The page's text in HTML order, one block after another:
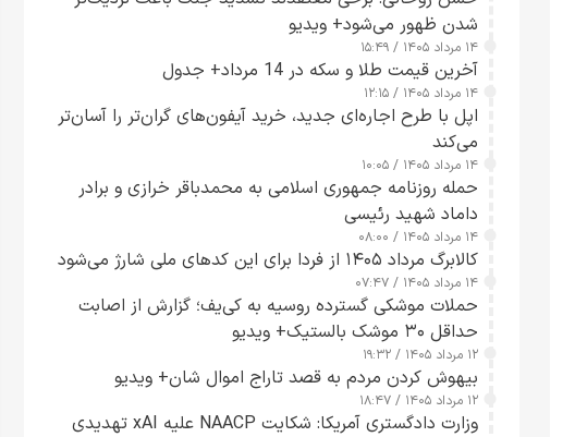
شدن ظهور می‌شود+ ویدیو
۱۴ مرداد ۱۴۰۵ / ۱۵:۴۹
آخرین قیمت طلا و سکه در 14 مرداد+ جدول
۱۴ مرداد ۱۴۰۵ / ۱۲:۱۵
اپل با طرح اجاره‌ای جدید، خرید آیفون‌های گران‌تر را آسان‌تر
می‌کند
۱۴ مرداد ۱۴۰۵ / ۱۰:۰۵
حمله روزنامه جمهوری اسلامی به محمدباقر خرازی و برادر
داماد شهید رئیسی
۱۴ مرداد ۱۴۰۵ / ۰۸:۰۰
کالابرگ مرداد ۱۴۰۵ از فردا برای این کدهای ملی شارژ می‌شود
۱۴ مرداد ۱۴۰۵ / ۰۷:۴۷
حملات موشکی گسترده روسیه به کی‌یف؛ گزارش از اصابت
حداقل ۳۰ موشک بالستیک+ ویدیو
۱۲ مرداد ۱۴۰۵ / ۱۹:۳۲
بیهوش کردن مردم به قصد تاراج اموال شان+ ویدیو
۱۲ مرداد ۱۴۰۵ / ۱۸:۴۷
وزارت دادگستری آمریکا: شکایت NAACP علیه xAI تهدیدی